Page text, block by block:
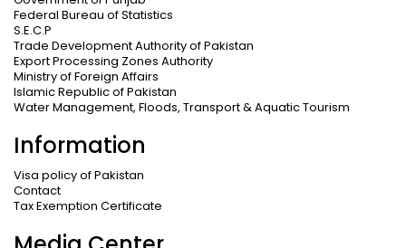
Federal Bureau of Statistics
S.E.C.P
Trade Development Authority of Pakistan
Export Processing Zones Authority
Ministry of Foreign Affairs
Islamic Republic of Pakistan
Water Management, Floods, Transport & Aquatic Tourism
Information
Visa policy of Pakistan
Contact
Tax Exemption Certificate